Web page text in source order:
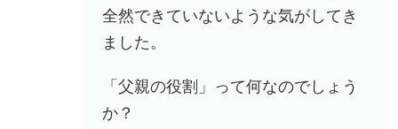
全然できていないような気がしてき
ました。
「父親の役割」って何なのでしょう
か？